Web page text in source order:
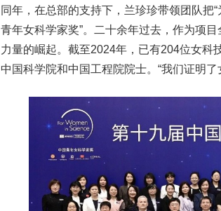
同年，在总部的支持下，兰珍珍带领团队把
青年女科学家奖”。二十余年过去，作为项
力量的崛起。截至2024年，已有204位女科
中国科学院和中国工程院院士。“我们证明